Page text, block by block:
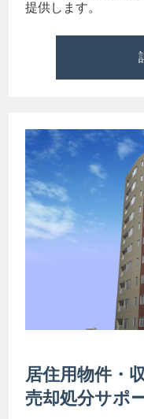
提供します。
居住用物件・
売却処分サポ